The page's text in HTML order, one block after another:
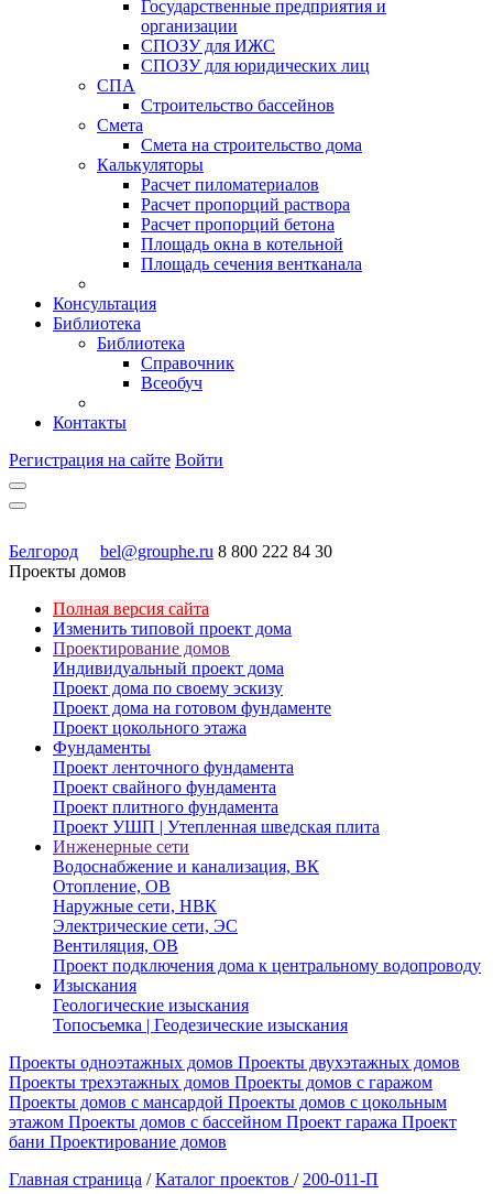
Государственные предприятия и
организации
СПОЗУ для ИЖС
СПОЗУ для юридических лиц
СПА
Строительство бассейнов
Смета
Смета на строительство дома
Калькуляторы
Расчет пиломатериалов
Расчет пропорций раствора
Расчет пропорций бетона
Площадь окна в котельной
Площадь сечения вентканала
Консультация
Библиотека
Библиотека
Справочник
Всеобуч
Контакты
Регистрация на сайте Войти
Белгород bel@grouphe.ru 8 800 222 84 30
Проекты домов
Полная версия сайта
Изменить типовой проект дома
Проектирование домов
Индивидуальный проект дома
Проект дома по своему эскизу
Проект дома на готовом фундаменте
Проект цокольного этажа
Фундаменты
Проект ленточного фундамента
Проект свайного фундамента
Проект плитного фундамента
Проект УШП | Утепленная шведская плита
Инженерные сети
Водоснабжение и канализация, ВК
Отопление, ОВ
Наружные сети, НВК
Электрические сети, ЭС
Вентиляция, ОВ
Проект подключения дома к центральному водопроводу
Изыскания
Геологические изыскания
Топосъемка | Геодезические изыскания
Проекты одноэтажных домов Проекты двухэтажных домов
Проекты трехэтажных домов Проекты домов с гаражом
Проекты домов с мансардой Проекты домов с цокольным
этажом Проекты домов с бассейном Проект гаража Проект
бани Проектирование домов
Главная страница / Каталог проектов / 200-011-П